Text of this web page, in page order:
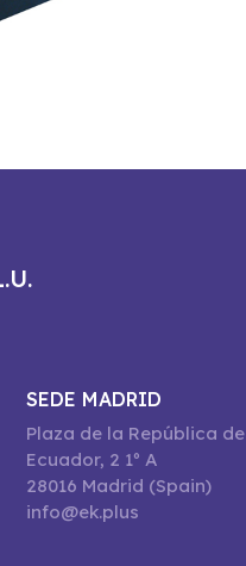
SEDE MADRID
Plaza de la República de
Ecuador, 2 1º A
28016 Madrid (Spain)
info@ek.plus